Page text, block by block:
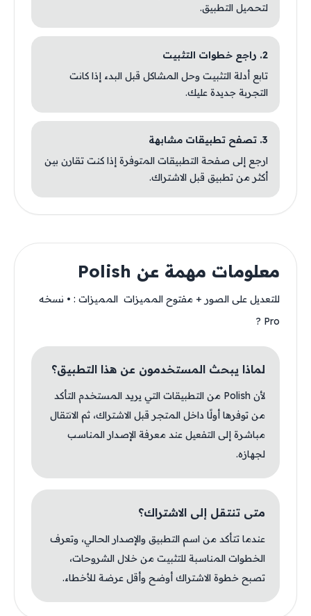
لتحميل التطبيق.
2. راجع خطوات التثبيت
تابع أدلة التثبيت وحل المشاكل قبل البدء إذا كانت
التجربة جديدة عليك.
3. تصفح تطبيقات مشابهة
ارجع إلى صفحة التطبيقات المتوفرة إذا كنت تقارن بين
أكثر من تطبيق قبل الاشتراك.
معلومات مهمة عن Polish
للتعديل على الصور + مفتوح المميزات ‏ المميزات : • نسخه
Pro ?
لماذا يبحث المستخدمون عن هذا التطبيق؟
لأن Polish من التطبيقات التي يريد المستخدم التأكد
من توفرها أولًا داخل المتجر قبل الاشتراك، ثم الانتقال
مباشرة إلى التفعيل عند معرفة الإصدار المناسب
لجهازه.
متى تنتقل إلى الاشتراك؟
عندما تتأكد من اسم التطبيق والإصدار الحالي، وتعرف
الخطوات المناسبة للتثبيت من خلال الشروحات،
تصبح خطوة الاشتراك أوضح وأقل عرضة للأخطاء.